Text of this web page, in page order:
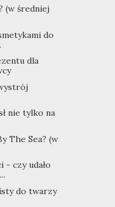
(w średniej
do
dla
nie tylko na
The Sea? (w
- czy udało
do twarzy